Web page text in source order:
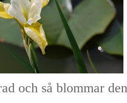
och så blommar